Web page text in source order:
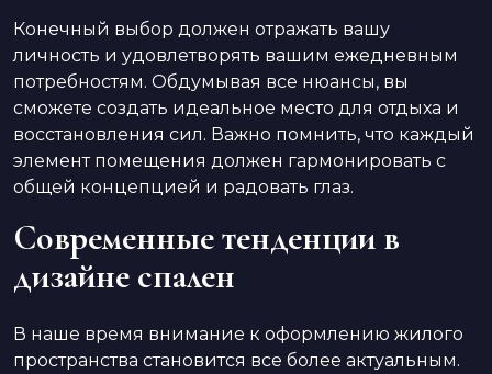
Конечный выбор должен отражать вашу
личность и удовлетворять вашим ежедневным
потребностям. Обдумывая все нюансы, вы
сможете создать идеальное место для отдыха и
восстановления сил. Важно помнить, что каждый
элемент помещения должен гармонировать с
общей концепцией и радовать глаз.
Современные тенденции в
дизайне спален
В наше время внимание к оформлению жилого
пространства становится все более актуальным.